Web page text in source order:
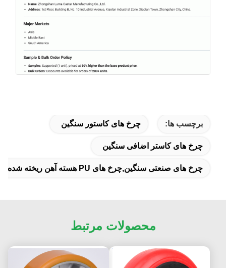
برچسب ها: چرخ های کاستور سنگین
چرخ های کاستر اضافی سنگین
چرخ های صنعتی سنگین,چرخ های PU هسته آهن ریخته شده,چرخ های صنعتی 1600kg بار
محصولات مرتبط